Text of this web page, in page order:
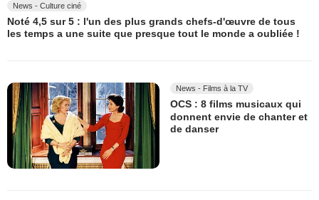
News - Culture ciné
Noté 4,5 sur 5 : l'un des plus grands chefs-d'œuvre de tous
les temps a une suite que presque tout le monde a oubliée !
News - Films à la TV
OCS : 8 films musicaux qui
donnent envie de chanter et
de danser